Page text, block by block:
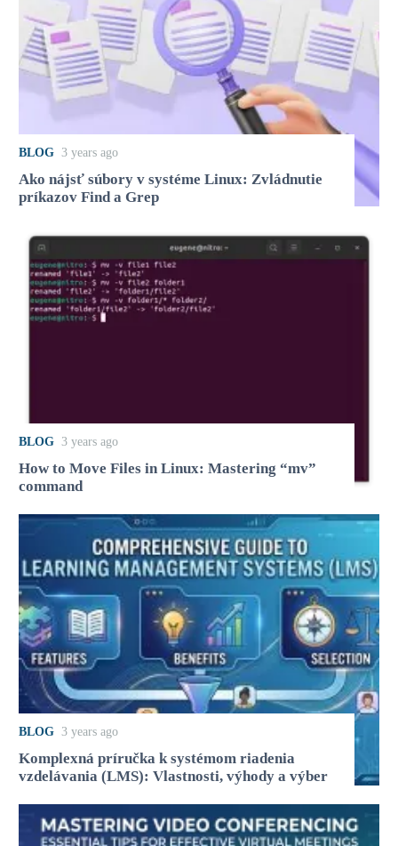
BLOG 3 years ago
Ako nájsť súbory v systéme Linux: Zvládnutie
príkazov Find a Grep
BLOG 3 years ago
How to Move Files in Linux: Mastering “mv”
command
BLOG 3 years ago
Komplexná príručka k systémom riadenia
vzdelávania (LMS): Vlastnosti, výhody a výber